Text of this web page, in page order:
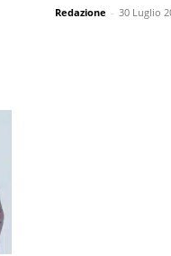
Redazione - 30 Luglio